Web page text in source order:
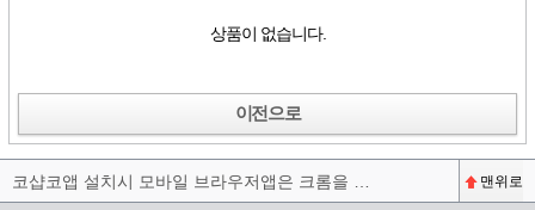
상품이 없습니다.
이전으로
맨위로